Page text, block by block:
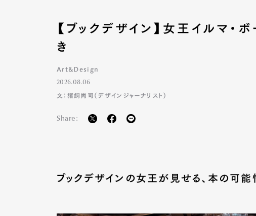
Pen
【ブックデザイン】女王イルマ・
き
Art&Design
2026.08.06
文：猪飼尚司（デザインジャーナリスト）
Share:
ブックデザインの女王が見せる、本の可能